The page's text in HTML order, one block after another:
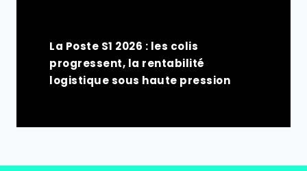
La Poste S1 2026 : les colis
progressent, la rentabilité
logistique sous haute pression